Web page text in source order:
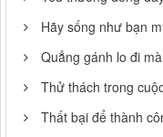
Hãy sống như bạn
Quẳng gánh lo đi
Thử thách trong
Thất bại để thành